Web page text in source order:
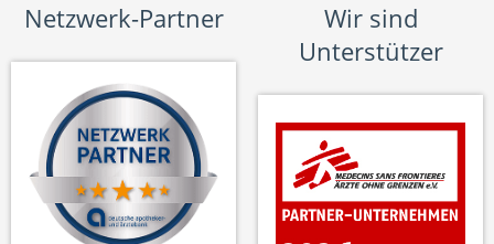
Netzwerk-Partner
Wir sind
Unterstützer